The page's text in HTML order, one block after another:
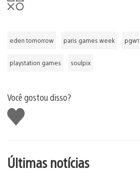
eden tomorrow paris games week
playstation games soulpix
Você gostou disso?
Curtir
Últimas notícias